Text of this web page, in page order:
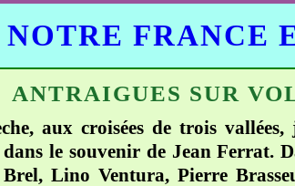
NOTRE FRANCE
ANTRAIGUES SUR
aux croisées de trois
le souvenir de Jean Ferrat.
Lino Ventura, Pierre